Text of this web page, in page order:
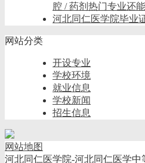
腔 / 药剂热门专业还
河北同仁医学院毕业
网站分类
开设专业
学校环境
就业信息
学校新闻
招生信息
网站地图
河北同仁医学院-河北同仁医学中